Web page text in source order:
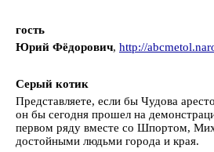
гость
Юрий Фёдорович, http://
Серый котик
Представляете, если бы Чудова
он бы сегодня прошел на
первом ряду вместе со Шпортом,
достойными людьми города и края.